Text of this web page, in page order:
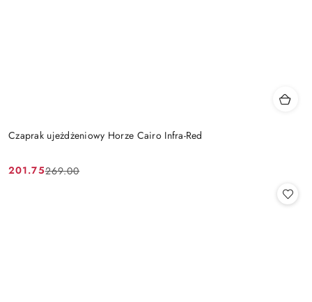
Czaprak ujeżdżeniowy Horze Cairo Infra-Red
Cena
201.75
Cena
269.00